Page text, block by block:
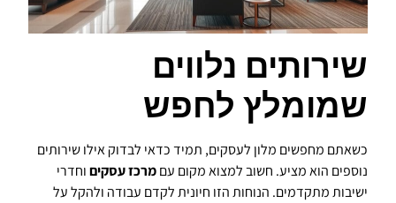
שירותים נלווים
שמומלץ לחפש
כשאתם מחפשים מלון לעסקים, תמיד כדאי לבדוק אילו שירותים
נוספים הוא מציע. חשוב למצוא מקום עםמרכז עסקיםוחדרי
ישיבות מתקדמים. הנוחות הזו חיונית לקדם עבודה ולהקל על